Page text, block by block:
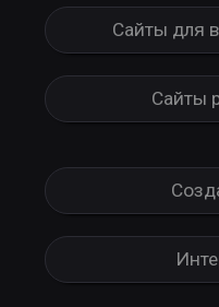
Сайты для
Сайты